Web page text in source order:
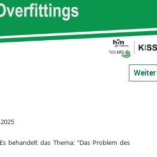
Weiter
behandelt das Thema: "Das Problem des